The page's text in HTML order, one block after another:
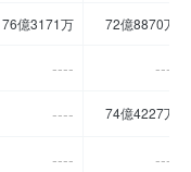
76億3171万 72億8870万
---- ----
---- 74億4227万
---- ----